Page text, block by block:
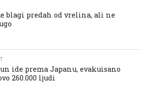
blagi predah od vrelina, ali ne
ide prema Japanu, evakuisano
260.000 ljudi